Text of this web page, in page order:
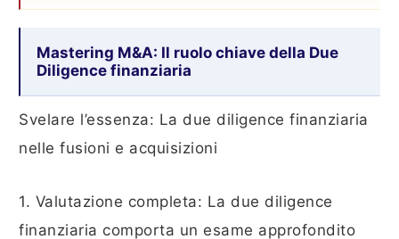
Mastering M&A: Il ruolo chiave della Due
Diligence finanziaria
Svelare l’essenza: La due diligence finanziaria
nelle fusioni e acquisizioni
1. Valutazione completa: La due diligence
finanziaria comporta un esame approfondito